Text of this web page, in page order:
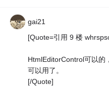
gai21
[Quote=引用 9 楼
HtmlEditorControl可以的
可以用了。
[/Quote]